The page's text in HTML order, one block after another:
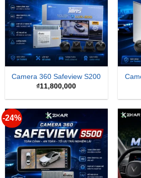
Camera 360 Safeview S200
₫11,800,000
-24%